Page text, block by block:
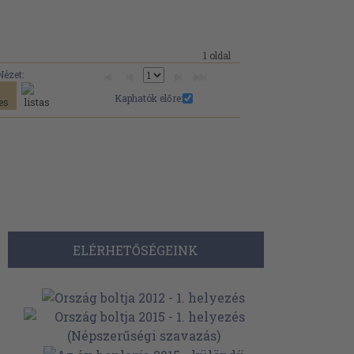
1 oldal
Kaphatók előre:
ELÉRHETŐSÉGEINK